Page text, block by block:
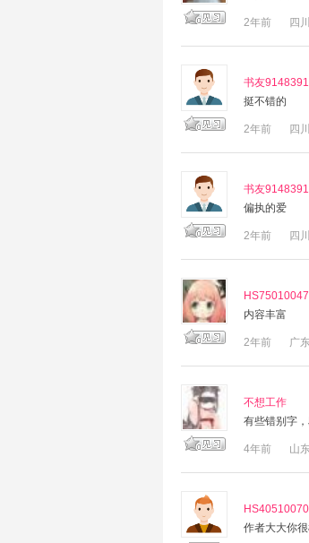
2年前 四川
书友9148391
挺不错的
2年前 四川
书友9148391
偏执的爱
2年前 四川
内容丰富
2年前 广
不想工作
有些错别字
4年前 山
作者大大你